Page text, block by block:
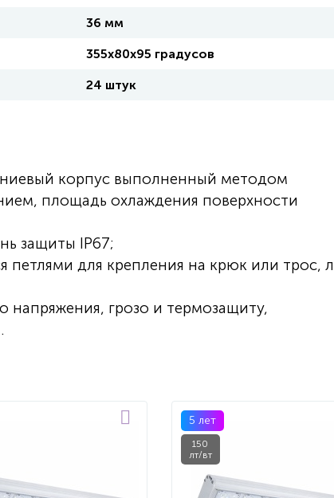
36 мм
355х80х95 градусов
24 штук
корпус выполненный методом
площадь охлаждения поверхности
защиты IP67;
петлями для крепления на крюк или трос,
напряжения, грозо и термозащиту,
5 лет
150
лт/вт